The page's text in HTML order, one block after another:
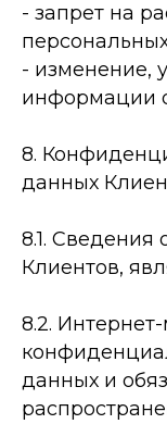
-­ запрет на
-­ изменение,
информации
8.
данных
8.1.
Клиентов,
8.2.
данных и